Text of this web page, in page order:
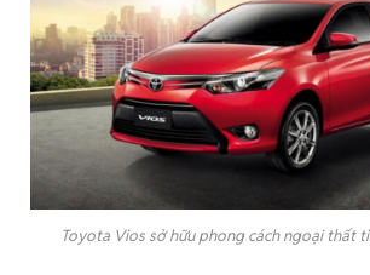
Toyota Vios sở hữu phong cách ngoại thất